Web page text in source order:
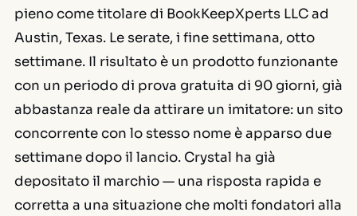
pieno come titolare di BookKeepXperts LLC ad
Austin, Texas. Le serate, i fine settimana, otto
settimane. Il risultato è un prodotto funzionante
con un periodo di prova gratuita di 90 giorni, già
abbastanza reale da attirare un imitatore: un sito
concorrente con lo stesso nome è apparso due
settimane dopo il lancio. Crystal ha già
depositato il marchio — una risposta rapida e
corretta a una situazione che molti fondatori alla